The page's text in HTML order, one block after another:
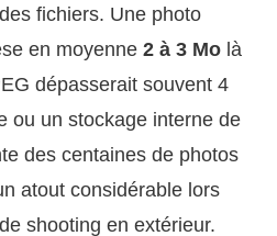
fichiers. Une photo
en moyenne 2 à 3 Mo là
dépasserait souvent 4
ou un stockage interne de
des centaines de photos
atout considérable lors
shooting en extérieur.